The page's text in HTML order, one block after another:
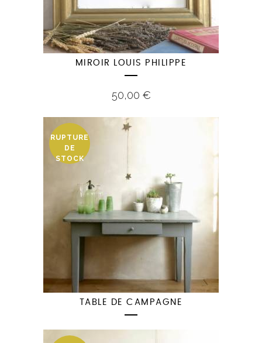
MIROIR LOUIS PHILIPPE
50,00 €
RUPTURE
DE
STOCK
TABLE DE CAMPAGNE